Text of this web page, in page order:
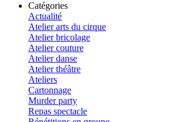
Catégories
Actualité
Atelier arts du cirque
Atelier bricolage
Atelier couture
Atelier danse
Atelier théâtre
Ateliers
Cartonnage
Murder party
Repas spectacle